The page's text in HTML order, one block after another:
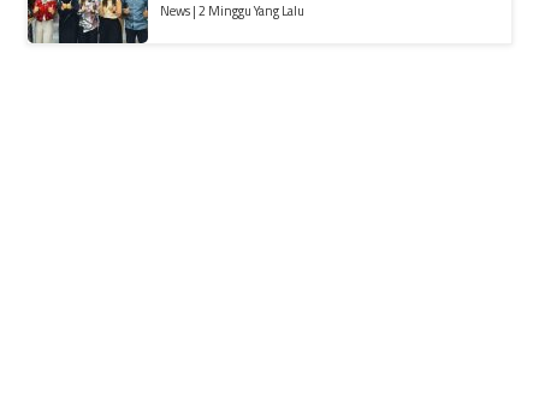
News | 2 Minggu Yang Lalu